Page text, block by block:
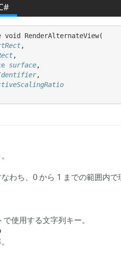
RenderAlternateView(
,
,
surface,
,
わち、0 から 1 までの範囲内
使用する文字列キー。